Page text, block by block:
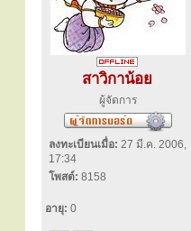
สาวิกาน้อย
ผู้จัดการ
ลงทะเบียนเมื่อ: 27 มี.ค. 2006,
17:34
โพสต์: 8158
อายุ: 0